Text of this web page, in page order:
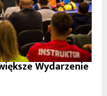
Wydarzenie